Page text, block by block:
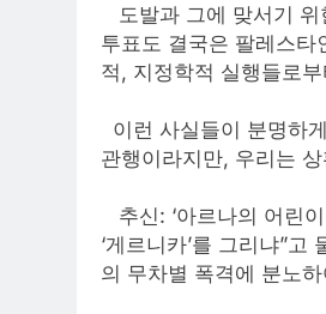
도발과 그에 맞서기 위
투표도 결국은 팔레스
적, 지정학적 실행들로
이런 사실들이 분명하
관행이라지만, 우리는
추신: ‘아르나의 어린
‘게르니카’를 그리냐”
의 무차별 폭격에 분노